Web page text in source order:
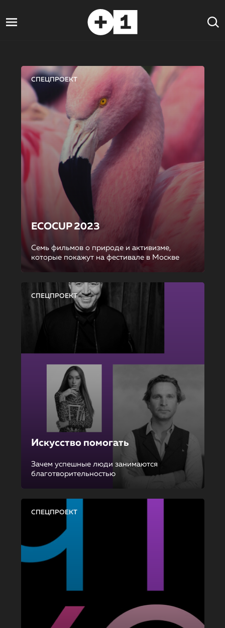
СПЕЦПРОЕКТ
ECOCUP 2023
Семь фильмов о природе и активизме,
которые покажут на фестивале в Москве
СПЕЦПРОЕКТ
Искусство помогать
Зачем успешные люди занимаются
благотворительностью
СПЕЦПРОЕКТ